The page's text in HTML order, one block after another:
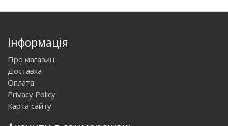
Інформація
Про магазин
Доставка
Оплата
Privacy Policy
Карта сайту